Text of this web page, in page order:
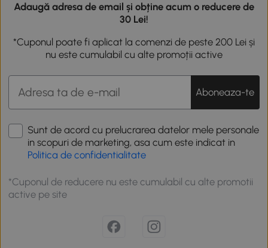
Adaugă adresa de email și obține acum o reducere de
30 Lei!
*Cuponul poate fi aplicat la comenzi de peste 200 Lei și
nu este cumulabil cu alte promoții active
Aboneaza-te
Sunt de acord cu prelucrarea datelor mele personale
in scopuri de marketing, asa cum este indicat in
Politica de confidentialitate
*Cuponul de reducere nu este cumulabil cu alte promotii
active pe site